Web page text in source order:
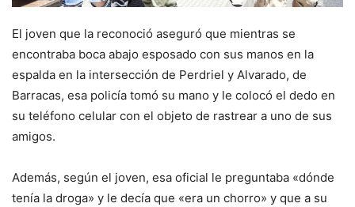
El joven que la reconoció aseguró que mientras se
encontraba boca abajo esposado con sus manos en la
espalda en la intersección de Perdriel y Alvarado, de
Barracas, esa policía tomó su mano y le colocó el dedo en
su teléfono celular con el objeto de rastrear a uno de sus
amigos.
Además, según el joven, esa oficial le preguntaba «dónde
tenía la droga» y le decía que «era un chorro» y que a su